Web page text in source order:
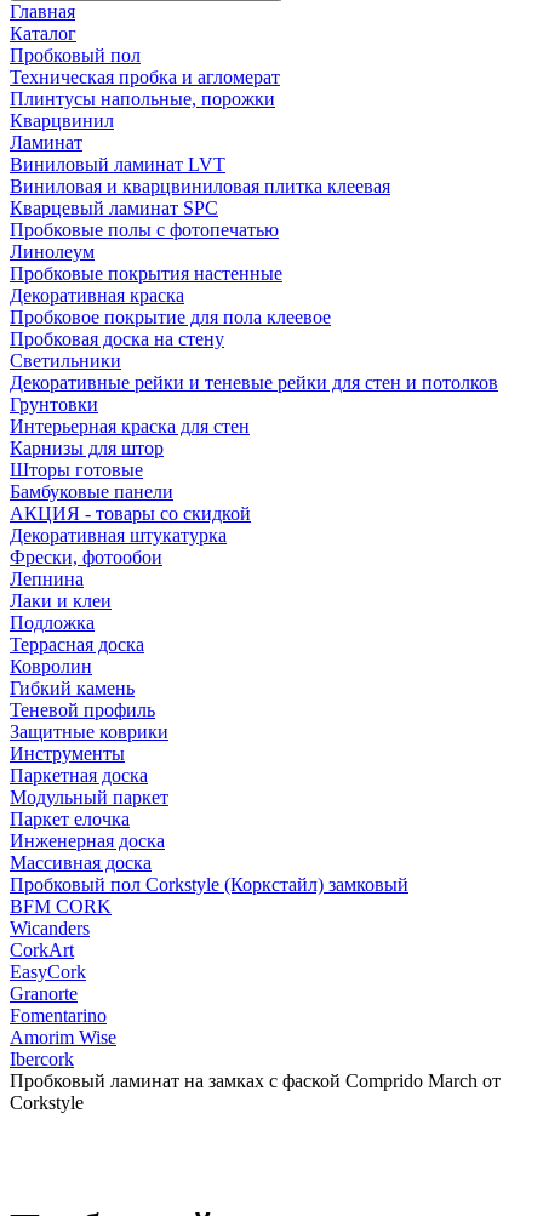
Главная
Каталог
Пробковый пол
Техническая пробка и агломерат
Плинтусы напольные, порожки
Кварцвинил
Ламинат
Виниловый ламинат LVT
Виниловая и кварцвиниловая плитка клеевая
Кварцевый ламинат SPC
Пробковые полы с фотопечатью
Линолеум
Пробковые покрытия настенные
Декоративная краска
Пробковое покрытие для пола клеевое
Пробковая доска на стену
Светильники
Декоративные рейки и теневые рейки для стен и потолков
Грунтовки
Интерьерная краска для стен
Карнизы для штор
Шторы готовые
Бамбуковые панели
АКЦИЯ - товары со скидкой
Декоративная штукатурка
Фрески, фотообои
Лепнина
Лаки и клеи
Подложка
Террасная доска
Ковролин
Гибкий камень
Теневой профиль
Защитные коврики
Инструменты
Паркетная доска
Модульный паркет
Паркет елочка
Инженерная доска
Массивная доска
Пробковый пол Corkstyle (Коркстайл) замковый
BFM CORK
Wicanders
CorkArt
EasyCork
Granorte
Fomentarino
Amorim Wise
Ibercork
Пробковый ламинат на замках с фаской Comprido March от
Corkstyle